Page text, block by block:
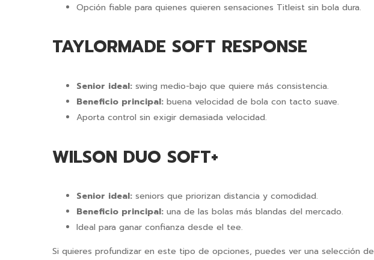
Opción fiable para quienes quieren sensaciones Titleist sin bola dura.
TAYLORMADE SOFT RESPONSE
Senior ideal: swing medio-bajo que quiere más consistencia.
Beneficio principal: buena velocidad de bola con tacto suave.
Aporta control sin exigir demasiada velocidad.
WILSON DUO SOFT+
Senior ideal: seniors que priorizan distancia y comodidad.
Beneficio principal: una de las bolas más blandas del mercado.
Ideal para ganar confianza desde el tee.
Si quieres profundizar en este tipo de opciones, puedes ver una selección de